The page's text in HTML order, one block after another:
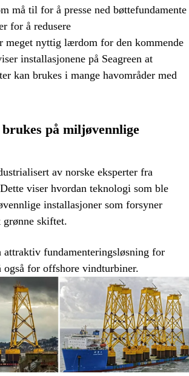
må til for å presse ned bøttefundamente
for å redusere
meget nyttig lærdom for den kommende
installasjonene på Seagreen at
kan brukes i mange havområder med
på miljøvennlige
av norske eksperter fra
viser hvordan teknologi som ble
installasjoner som forsyner
skiftet.
attraktiv fundamenteringsløsning for
for offshore vindturbiner.